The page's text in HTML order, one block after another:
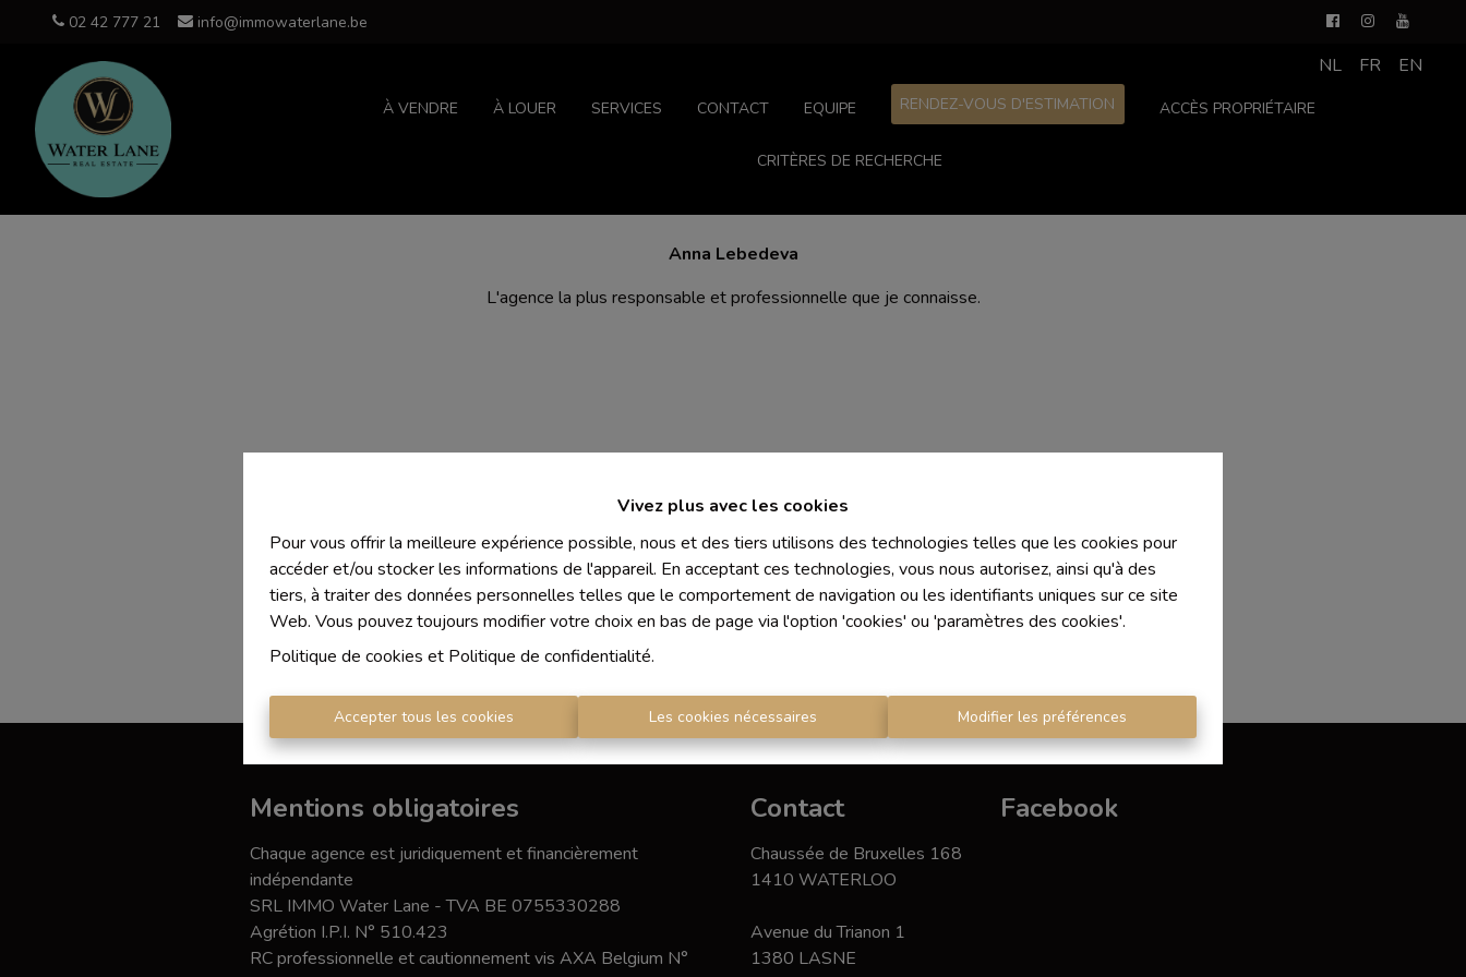
Vivez plus avec les cookies
Pour vous offrir la meilleure expérience possible, nous et des tiers utilisons des technologies telles que les cookies pour
accéder et/ou stocker les informations de l'appareil. En acceptant ces technologies, vous nous autorisez, ainsi qu'à des
tiers, à traiter des données personnelles telles que le comportement de navigation ou les identifiants uniques sur ce site
Web. Vous pouvez toujours modifier votre choix en bas de page via l'option 'cookies' ou 'paramètres des cookies'.
Politique de cookies et Politique de confidentialité.
Accepter tous les cookies Les cookies nécessaires Modifier les préférences
02 42 777 21 info@immowaterlane.be
À VENDRE À LOUER SERVICES CONTACT EQUIPE RENDEZ-VOUS D'ESTIMATION ACCÈS PROPRIÉTAIRE
CRITÈRES DE RECHERCHE
NL FR EN
Anna Lebedeva
L'agence la plus responsable et professionnelle que je connaisse.
Mentions obligatoires
Chaque agence est juridiquement et financièrement
indépendante
SRL IMMO Water Lane - TVA BE 0755330288
Agrétion I.P.I. N° 510.423
RC professionnelle et cautionnement vis AXA Belgium N°
Contact
Chaussée de Bruxelles 168
1410 WATERLOO
Avenue du Trianon 1
1380 LASNE
Facebook